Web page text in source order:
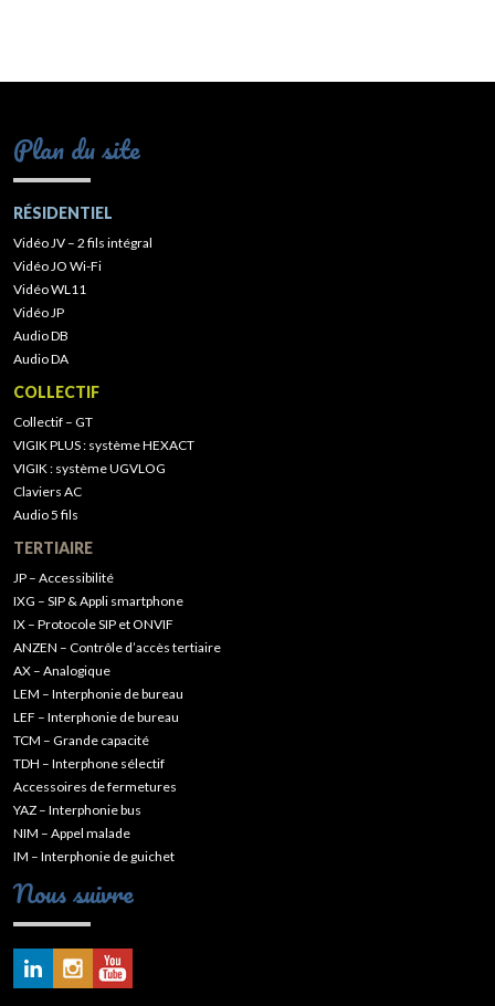
Plan du site
RÉSIDENTIEL
Vidéo JV – 2 fils intégral
Vidéo JO Wi-Fi
Vidéo WL11
Vidéo JP
Audio DB
Audio DA
COLLECTIF
Collectif – GT
VIGIK PLUS : système HEXACT
VIGIK : système UGVLOG
Claviers AC
Audio 5 fils
TERTIAIRE
JP – Accessibilité
IXG – SIP & Appli smartphone
IX – Protocole SIP et ONVIF
ANZEN – Contrôle d’accès tertiaire
AX – Analogique
LEM – Interphonie de bureau
LEF – Interphonie de bureau
TCM – Grande capacité
TDH – Interphone sélectif
Accessoires de fermetures
YAZ – Interphonie bus
NIM – Appel malade
IM – Interphonie de guichet
Nous suivre